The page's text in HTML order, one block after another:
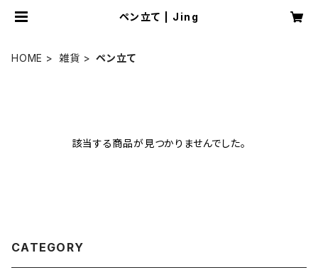
ペン立て | Jing
HOME 雑貨 ペン立て
該当する商品が見つかりませんでした。
CATEGORY